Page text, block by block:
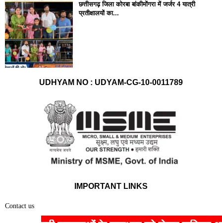
छत्तीसगढ़ जिला कोरबा बांकीमोंगरा में जर्जर 4 यात्री
प्रतीक्षालयों का...
UDHYAM NO : UDYAM-CG-10-0011789
IMPORTANT LINKS
Contact us